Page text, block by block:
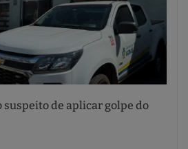
suspeito de aplicar golpe do